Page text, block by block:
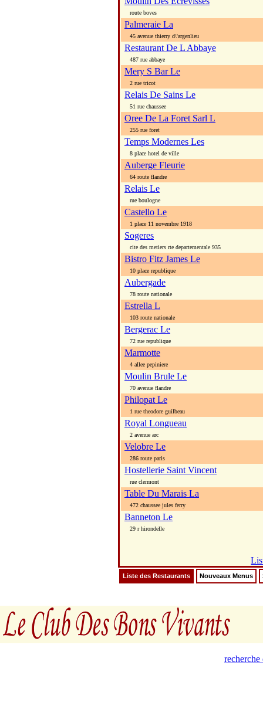
route boves
Palmeraie La
45 avenue thierry d\'argenlieu
Restaurant De L Abbaye
487 rue abbaye
Mery S Bar Le
2 rue tricot
Relais De Sains Le
51 rue chaussee
Oree De La Foret Sarl L
255 rue foret
Temps Modernes Les
8 place hotel de ville
Auberge Fleurie
64 route flandre
Relais Le
rue boulogne
Castello Le
1 place 11 novembre 1918
Sogeres
cite des metiers rte departementale 935
Bistro Fitz James Le
10 place republique
Aubergade
78 route nationale
Estrella L
103 route nationale
Bergerac Le
72 rue republique
Marmotte
4 allee pepiniere
Moulin Brule Le
70 avenue flandre
Philopat Le
1 rue theodore guilbeau
Royal Longueau
2 avenue arc
Velobre Le
286 route paris
Hostellerie Saint Vincent
rue clermont
Table Du Marais La
472 chaussee jules ferry
Banneton Le
29 r hirondelle
Liste des Restaurants Nouveaux Menus
recherche